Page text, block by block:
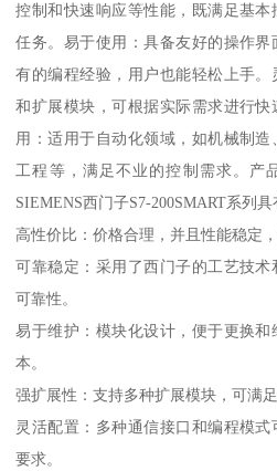
控制和快速响应等性能，既满足基
任务。易于使用：具备友好的操作
有的编程经验，用户也能轻松上手
和扩展模块，可根据实际需求进行
用：适用于自动化领域，如机械制
工程等，满足不业的控制需求。产
SIEMENS西门子S7-200SMART系列具
高性价比：价格合理，并且性能稳定
可靠稳定：采用了西门子的工艺技
可靠性。
易于维护：模块化设计，便于更换
本。
强扩展性：支持多种扩展模块，可满
灵活配置：多种通信接口和编程模
要求。